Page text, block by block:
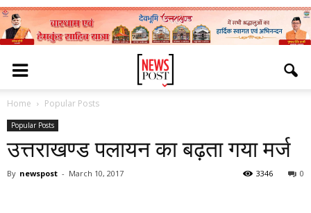
Home Popular Posts
Popular Posts
उत्तराखण्ड पलायन का बढ़ता गया मर्ज
By newspost - March 10, 2017 0
3346